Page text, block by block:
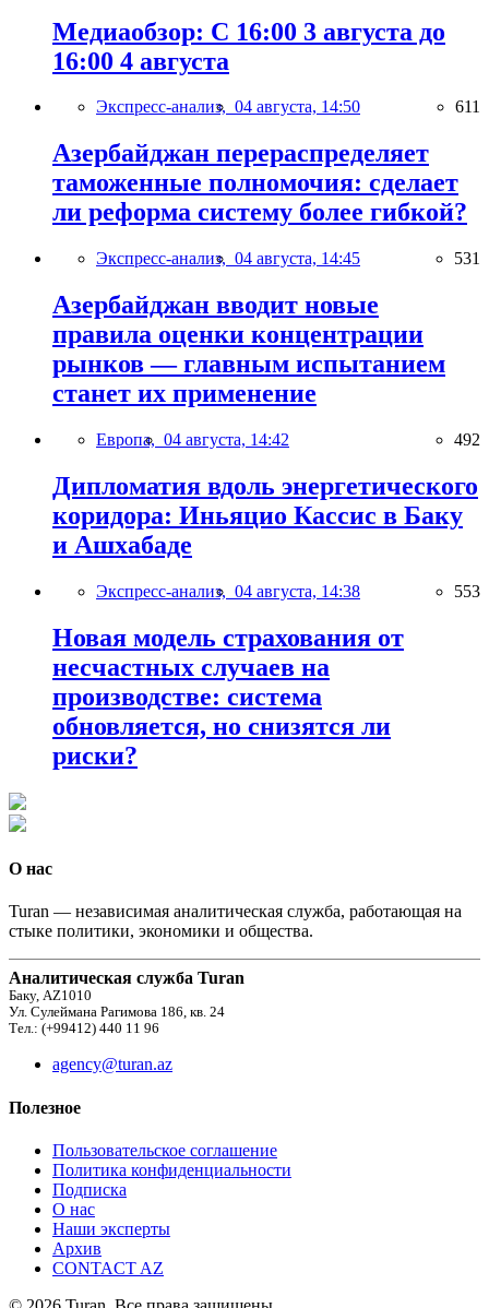
Медиаобзор: С 16:00 3 августа до
16:00 4 августа
Экспресс-анализ, 04 августа, 14:50 611
Азербайджан перераспределяет
таможенные полномочия: сделает
ли реформа систему более гибкой?
Экспресс-анализ, 04 августа, 14:45 531
Азербайджан вводит новые
правила оценки концентрации
рынков — главным испытанием
станет их применение
Европа, 04 августа, 14:42 492
Дипломатия вдоль энергетического
коридора: Иньяцио Кассис в Баку
и Ашхабаде
Экспресс-анализ, 04 августа, 14:38 553
Новая модель страхования от
несчастных случаев на
производстве: система
обновляется, но снизятся ли
риски?
О нас
Turan — независимая аналитическая служба, работающая на
стыке политики, экономики и общества.
Аналитическая служба Turan
Баку, AZ1010
Ул. Сулеймана Рагимова 186, кв. 24
Тел.: (+99412) 440 11 96
agency@turan.az
Полезное
Пользовательское соглашение
Политика конфиденциальности
Подписка
О нас
Наши эксперты
Архив
CONTACT AZ